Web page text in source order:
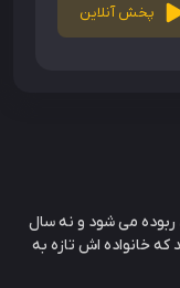
پخش آنلاین
ربوده می شود و نه سال
خانواده اش تازه به